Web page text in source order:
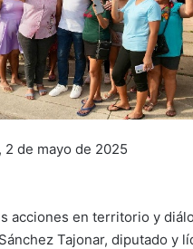
2 de mayo de 2025
acciones en territorio y
Tajonar, diputado y